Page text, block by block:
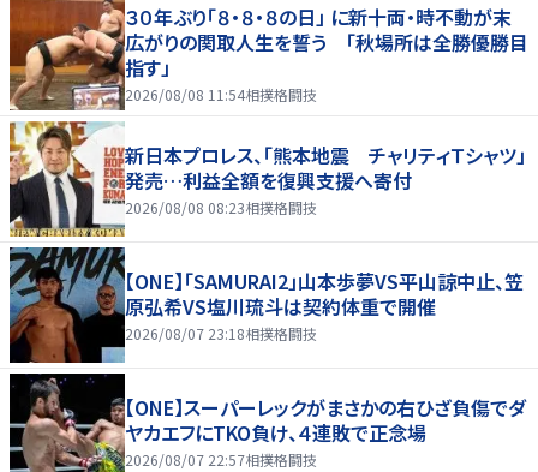
３０年ぶり「８・８・８の日」 に新十両・時不動が末
広がりの関取人生を誓う 「秋場所は全勝優勝目
指す」
2026/08/08 11:54相撲格闘技
新日本プロレス、「熊本地震 チャリティＴシャツ」
発売…利益全額を復興支援へ寄付
2026/08/08 08:23相撲格闘技
【ONE】「SAMURAI2」山本歩夢VS平山諒中止、笠
原弘希VS塩川琉斗は契約体重で開催
2026/08/07 23:18相撲格闘技
【ONE】スーパーレックがまさかの右ひざ負傷でダ
ヤカエフにTKO負け、４連敗で正念場
2026/08/07 22:57相撲格闘技